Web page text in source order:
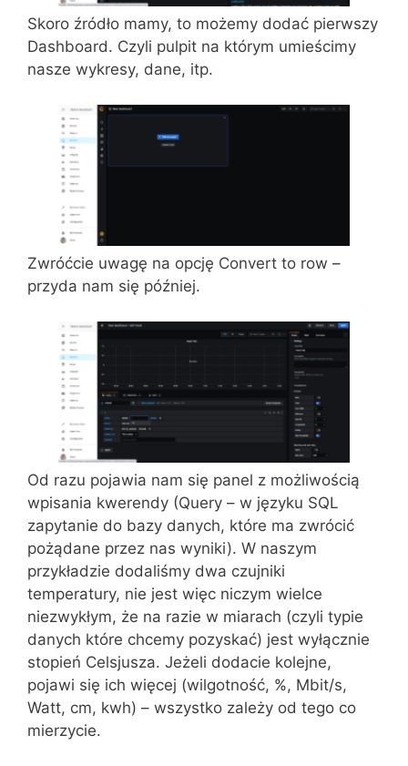
Skoro źródło mamy, to możemy dodać pierwszy
Dashboard. Czyli pulpit na którym umieścimy
nasze wykresy, dane, itp.
Zwróćcie uwagę na opcję Convert to row –
przyda nam się później.
Od razu pojawia nam się panel z możliwością
wpisania kwerendy (Query – w języku SQL
zapytanie do bazy danych, które ma zwrócić
pożądane przez nas wyniki). W naszym
przykładzie dodaliśmy dwa czujniki
temperatury, nie jest więc niczym wielce
niezwykłym, że na razie w miarach (czyli typie
danych które chcemy pozyskać) jest wyłącznie
stopień Celsjusza. Jeżeli dodacie kolejne,
pojawi się ich więcej (wilgotność, %, Mbit/s,
Watt, cm, kwh) – wszystko zależy od tego co
mierzycie.